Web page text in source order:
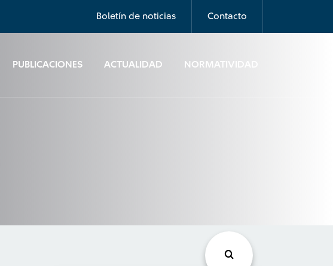
Boletín de noticias Contacto
PUBLICACIONES ACTUALIDAD NORMATIVIDAD